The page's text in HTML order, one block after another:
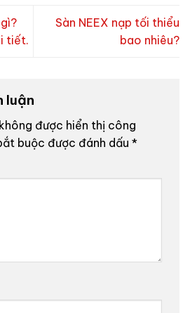
tiết.
Sàn NEEX nạp tối thiểu
bao nhiêu?
luận
được hiển thị công
buộc được đánh dấu *